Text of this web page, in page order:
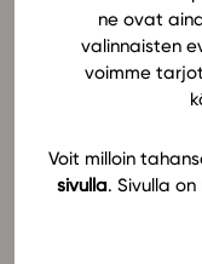
ne ovat
valinnaisten
voimme
Voit milloin
sivulla. Sivulla
In English
Interaktiva
belysande bilder
omfattande urval
modellösningar
studerande